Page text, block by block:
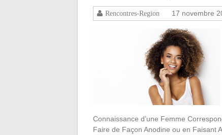
Rencontres-Region 17 novembre
Connaissance d’une Femme
Faire de Façon Anodine ou en Faisant